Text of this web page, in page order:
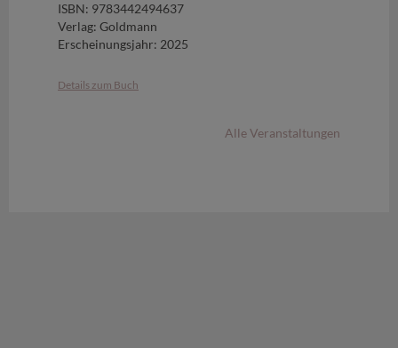
ISBN: 9783442494637
Verlag: Goldmann
Erscheinungsjahr: 2025
Details zum Buch
Alle Veranstaltungen